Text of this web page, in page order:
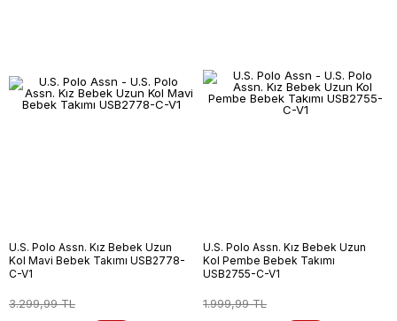
U.S. Polo Assn. Kız Bebek Uzun
Kol Mavi Bebek Takımı USB2778-
C-V1
3.299,99 TL
U.S. Polo Assn. Kız Bebek Uzun
Kol Pembe Bebek Takımı
USB2755-C-V1
1.999,99 TL